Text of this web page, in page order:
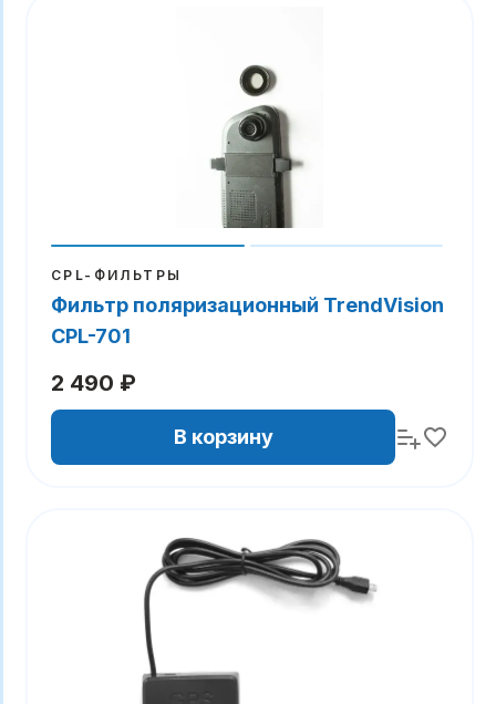
CPL-ФИЛЬТРЫ
Фильтр поляризационный TrendVision
CPL-701
2 490 ₽
В корзину